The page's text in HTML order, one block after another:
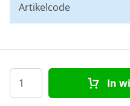
Artikelcode
In